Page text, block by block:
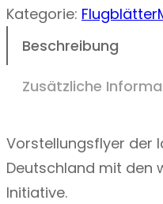
3
,
r
t
l
u
n
Kategorie: Flugblätter
Beschreibung
Zusätzliche
Vorstellungsflyer der
Deutschland mit den
Initiative.